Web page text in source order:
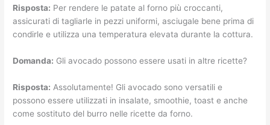
Risposta: Per rendere le patate al forno più croccanti,
assicurati di tagliarle in pezzi uniformi, asciugale bene prima di
condirle e utilizza una temperatura elevata durante la cottura.
Domanda: Gli avocado possono essere usati in altre ricette?
Risposta: Assolutamente! Gli avocado sono versatili e
possono essere utilizzati in insalate, smoothie, toast e anche
come sostituto del burro nelle ricette da forno.